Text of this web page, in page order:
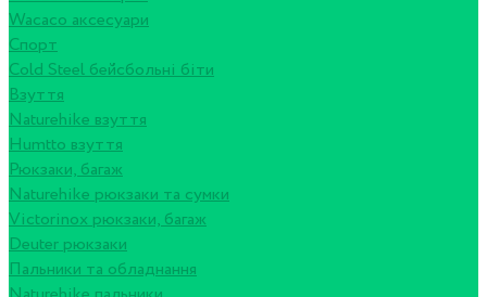
Wacaco аксесуари
Спорт
Cold Steel бейсбольні біти
Взуття
Naturehike взуття
Humtto взуття
Рюкзаки, багаж
Naturehike рюкзаки та сумки
Victorinox рюкзаки, багаж
Deuter рюкзаки
Пальники та обладнання